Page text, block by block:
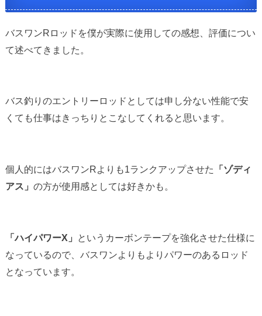
バスワンRロッドを僕が実際に使用しての感想、評価につい
て述べてきました。
バス釣りのエントリーロッドとしては申し分ない性能で安
くても仕事はきっちりとこなしてくれると思います。
個人的にはバスワンRよりも1ランクアップさせた
「ゾディ
アス」 の方が使用感としては好きかも。
「ハイパワーX」
というカーボンテープを強化させた仕様に
なっているので、バスワンよりもよりパワーのあるロッド
となっています。